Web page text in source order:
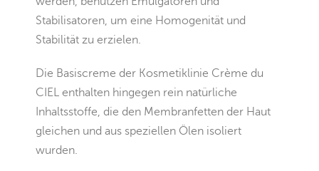
Stabilisatoren, um eine Homogenität und
Stabilität zu erzielen.
Die Basiscreme der Kosmetiklinie Crème du
CIEL enthalten hingegen rein natürliche
Inhaltsstoffe, die den Membranfetten der Haut
gleichen und aus speziellen Ölen isoliert
wurden.